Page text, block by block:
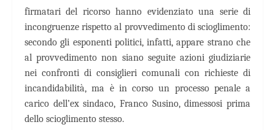
firmatari del ricorso hanno evidenziato una serie di
incongruenze rispetto al provvedimento di scioglimento:
secondo gli esponenti politici, infatti, appare strano che
al provvedimento non siano seguite azioni giudiziarie
nei confronti di consiglieri comunali con richieste di
incandidabilità, ma è in corso un processo penale a
carico dell’ex sindaco, Franco Susino, dimessosi prima
dello scioglimento stesso.